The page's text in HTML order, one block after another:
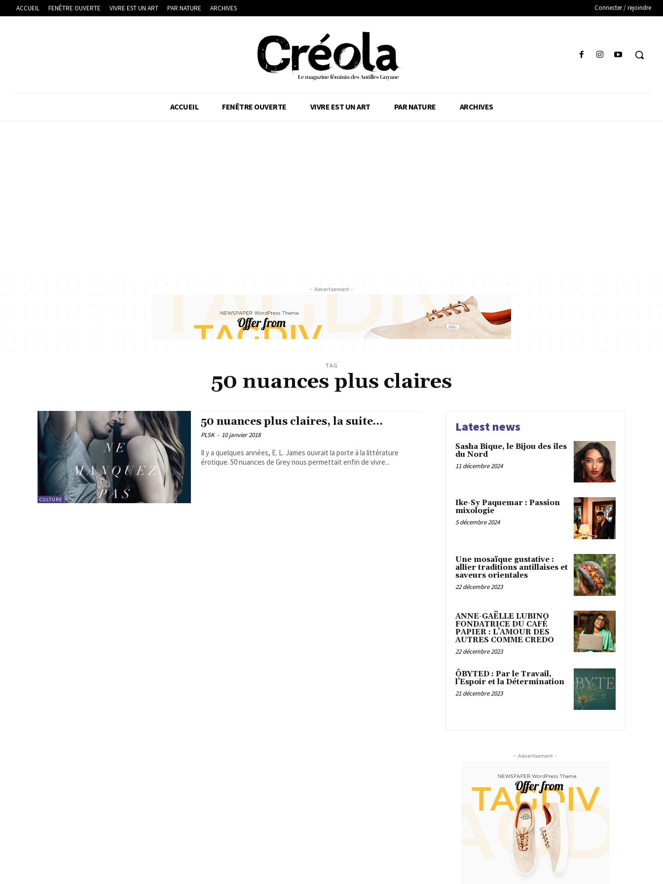
ACCUEIL FENÊTRE OUVERTE VIVRE EST UN ART PAR NATURE ARCHIVES Connecter / rejoindre
ACCUEIL FENÊTRE OUVERTE VIVRE EST UN ART PAR NATURE ARCHIVES
- Advertisement -
TAG
50 nuances plus claires
CULTURE
50 nuances plus claires, la suite…
PLSK - 10 janvier 2018
Il y a quelques années, E. L. James ouvrait la porte à la littérature
érotique. 50 nuances de Grey nous permettait enfin de vivre...
Latest news
Sasha Bique, le Bijou des îles
du Nord
11 décembre 2024
Ike-Sy Paquemar : Passion
mixologie
5 décembre 2024
Une mosaïque gustative :
allier traditions antillaises et
saveurs orientales
22 décembre 2023
ANNE-GAËLLE LUBINO
FONDATRICE DU CAFÉ
PAPIER : L’AMOUR DES
AUTRES COMME CREDO
22 décembre 2023
ÔBYTED : Par le Travail,
l’Espoir et la Détermination
21 décembre 2023
- Advertisement -